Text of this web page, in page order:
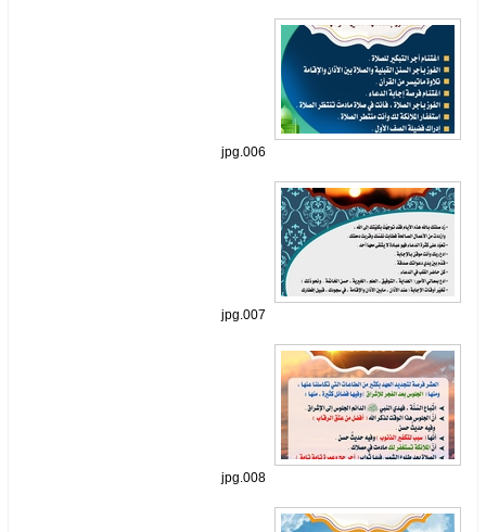
006.jpg
007.jpg
008.jpg